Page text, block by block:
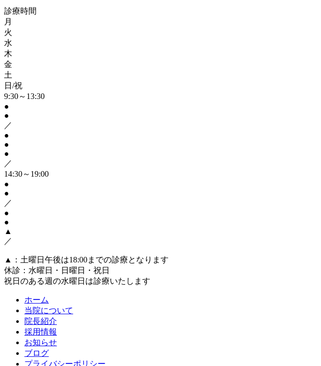
診療時間
月
火
水
木
金
土
日/祝
9:30～13:30
●
●
／
●
●
●
／
14:30～19:00
●
●
／
●
●
▲
／
▲：土曜日午後は18:00までの診療となります
休診：水曜日・日曜日・祝日
祝日のある週の水曜日は診療いたします
ホーム
当院について
院長紹介
採用情報
お知らせ
ブログ
プライバシーポリシー